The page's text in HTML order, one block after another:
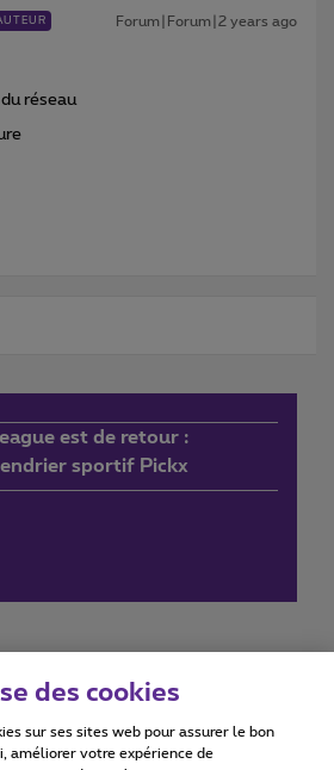
Forum|Forum|2 years ago
réseau
est de retour :
sportif Pickx
Accessibility statement
des cookies
sur ses sites web pour assurer le bon
améliorer votre expérience de